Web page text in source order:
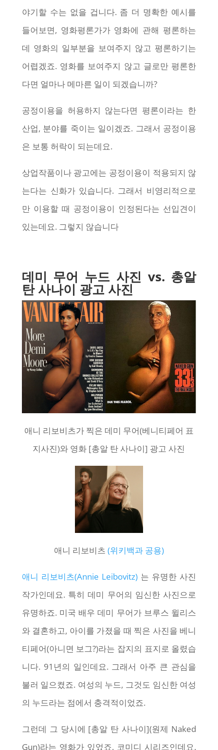
야기할 수는 없을 겁니다. 좀 더 명확한 예시를
들어보면, 영화평론가가 영화에 관해 평론하는
데 영화의 일부분을 보여주지 않고 평론하기는
어렵겠죠. 영화를 보여주지 않고 글로만 평론한
다면 얼마나 메마른 일이 되겠습니까?
공정이용을 허용하지 않는다면 평론이라는 한
산업, 분야를 죽이는 일이겠죠. 그래서 공정이용
은 보통 허락이 되는데요.
상업작품이나 광고에는 공정이용이 적용되지 않
는다는 신화가 있습니다. 그래서 비영리적으로
만 이용할 때 공정이용이 인정된다는 선입견이
있는데요. 그렇지 않습니다
데미 무어 누드 사진 vs. 총알
탄 사나이 광고 사진
애니 리보비츠가 찍은 데미 무어(베니티페어 표
지사진)와 영화 [총알 탄 사나이] 광고 사진
애니 리보비츠 (위키백과 공용)
애니 리보비츠(Annie Leibovitz)는 유명한 사진
작가인데요. 특히 데미 무어의 임신한 사진으로
유명하죠. 미국 배우 데미 무어가 브루스 윌리스
와 결혼하고, 아이를 가졌을 때 찍은 사진을 베니
티페어(아니면 보그?)라는 잡지의 표지로 올렸습
니다. 91년의 일인데요. 그래서 아주 큰 관심을
불러 일으켰죠. 여성의 누드, 그것도 임신한 여성
의 누드라는 점에서 충격적이었죠.
그런데 그 당시에 [총알 탄 사나이](원제 Naked
Gun)라는 영화가 있었죠. 코미디 시리즈인데요.